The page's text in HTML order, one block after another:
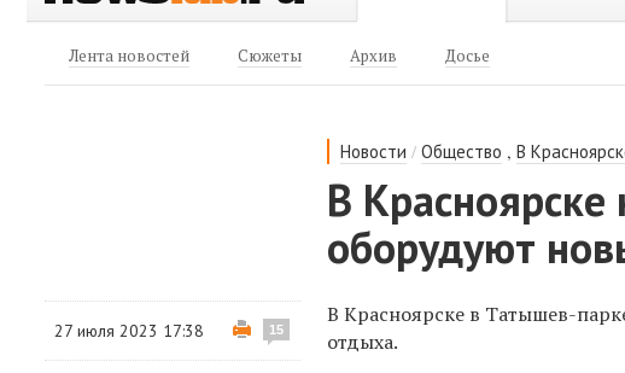
Лента новостей Сюжеты Архив Досье
Новости /Общество ,В
В
оборудуют
27 июля 2023 17:38 15
В Красноярске в Татышев-
отдыха.